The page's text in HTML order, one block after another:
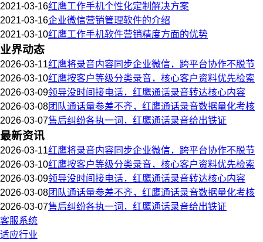
2021-03-16红鹰工作手机个性化定制解决方案
2021-03-16企业微信营销管理软件的介绍
2021-03-10红鹰工作手机软件营销精度方面的优势
业界动态
2026-03-11红鹰将录音内容同步企业微信，跨平台协作不脱节
2026-03-10红鹰按客户等级分类录音，核心客户资料优先检索
2026-03-09领导没时间接电话，红鹰通话录音转达核心内容
2026-03-08团队通话量参差不齐，红鹰通话录音数据量化考核
2026-03-07售后纠纷各执一词，红鹰通话录音给出铁证
最新资讯
2026-03-11红鹰将录音内容同步企业微信，跨平台协作不脱节
2026-03-10红鹰按客户等级分类录音，核心客户资料优先检索
2026-03-09领导没时间接电话，红鹰通话录音转达核心内容
2026-03-08团队通话量参差不齐，红鹰通话录音数据量化考核
2026-03-07售后纠纷各执一词，红鹰通话录音给出铁证
客服系统
适应行业